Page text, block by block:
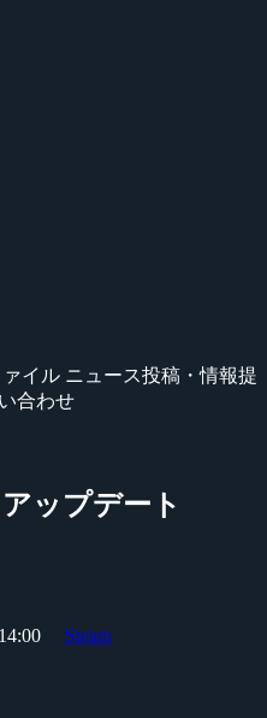
イル ニュース投稿・情報提
合わせ
ップデート
Steam